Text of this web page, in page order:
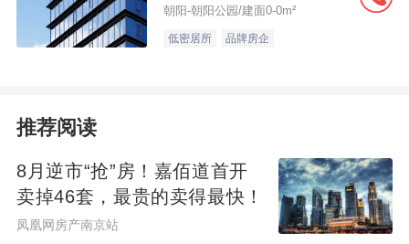
朝阳-朝阳公园/建面0-0m²
低密居所 品牌房企
推荐阅读
8月逆市“抢”房！嘉佰道首开
卖掉46套，最贵的卖得最快！
凤凰网房产南京站